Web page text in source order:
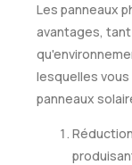
Les panneaux
avantages,
lesquelles
panneaux